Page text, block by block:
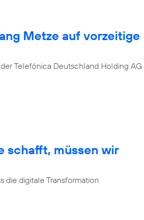
Metze auf vorzeitige
Telefónica Deutschland Holding AG
schafft, müssen wir
die digitale Transformation